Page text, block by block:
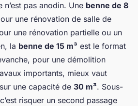
pas anodin. Une benne de 8
une rénovation de salle de
une rénovation partielle ou un
la benne de 15 m³ est le format
pour une démolition
importants, mieux vaut
une capacité de 30 m³. Sous-
risquer un second passage